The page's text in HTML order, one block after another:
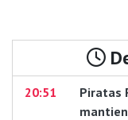
20:51
Piratas